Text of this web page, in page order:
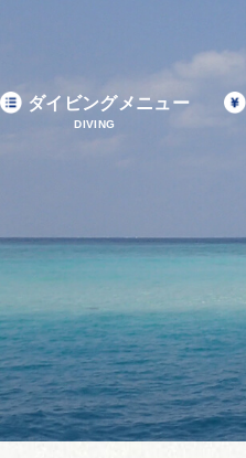
ダイビングメニュー
DIVING